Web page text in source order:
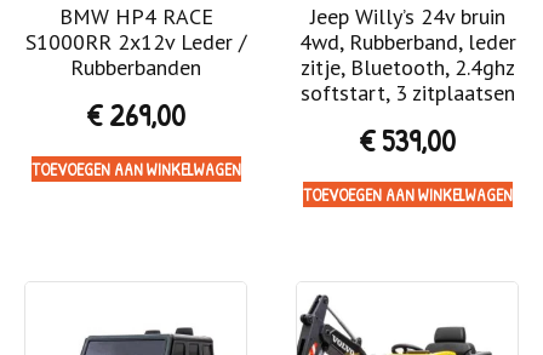
BMW HP4 RACE
S1000RR 2x12v Leder /
Rubberbanden
€269,00
TOEVOEGEN AAN WINKELWAGEN
Jeep Willy’s 24v bruin
4wd, Rubberband, leder
zitje, Bluetooth, 2.4ghz
softstart, 3 zitplaatsen
€539,00
TOEVOEGEN AAN WINKELWAGEN